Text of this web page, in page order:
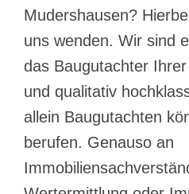
Mudershausen?
uns wenden. Wir sind
das Baugutachter
und qualitativ
allein Baugutachten
berufen. Genauso an